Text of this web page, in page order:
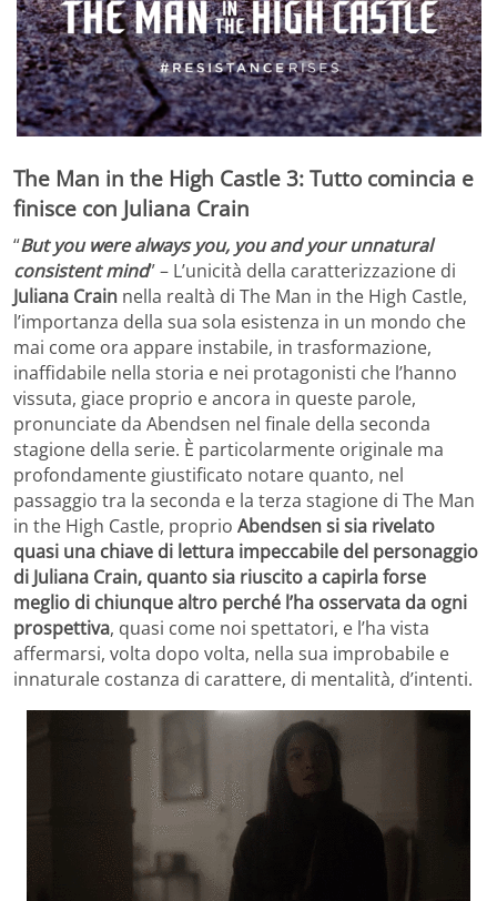
The Man in the High Castle 3: Tutto comincia e
finisce con Juliana Crain
“But you were always you, you and your unnatural
consistent mind” – L’unicità della caratterizzazione di
Juliana Crain nella realtà di The Man in the High Castle,
l’importanza della sua sola esistenza in un mondo che
mai come ora appare instabile, in trasformazione,
inaffidabile nella storia e nei protagonisti che l’hanno
vissuta, giace proprio e ancora in queste parole,
pronunciate da Abendsen nel finale della seconda
stagione della serie. È particolarmente originale ma
profondamente giustificato notare quanto, nel
passaggio tra la seconda e la terza stagione di The Man
in the High Castle, proprio Abendsen si sia rivelato
quasi una chiave di lettura impeccabile del personaggio
di Juliana Crain, quanto sia riuscito a capirla forse
meglio di chiunque altro perché l’ha osservata da ogni
prospettiva, quasi come noi spettatori, e l’ha vista
affermarsi, volta dopo volta, nella sua improbabile e
innaturale costanza di carattere, di mentalità, d’intenti.